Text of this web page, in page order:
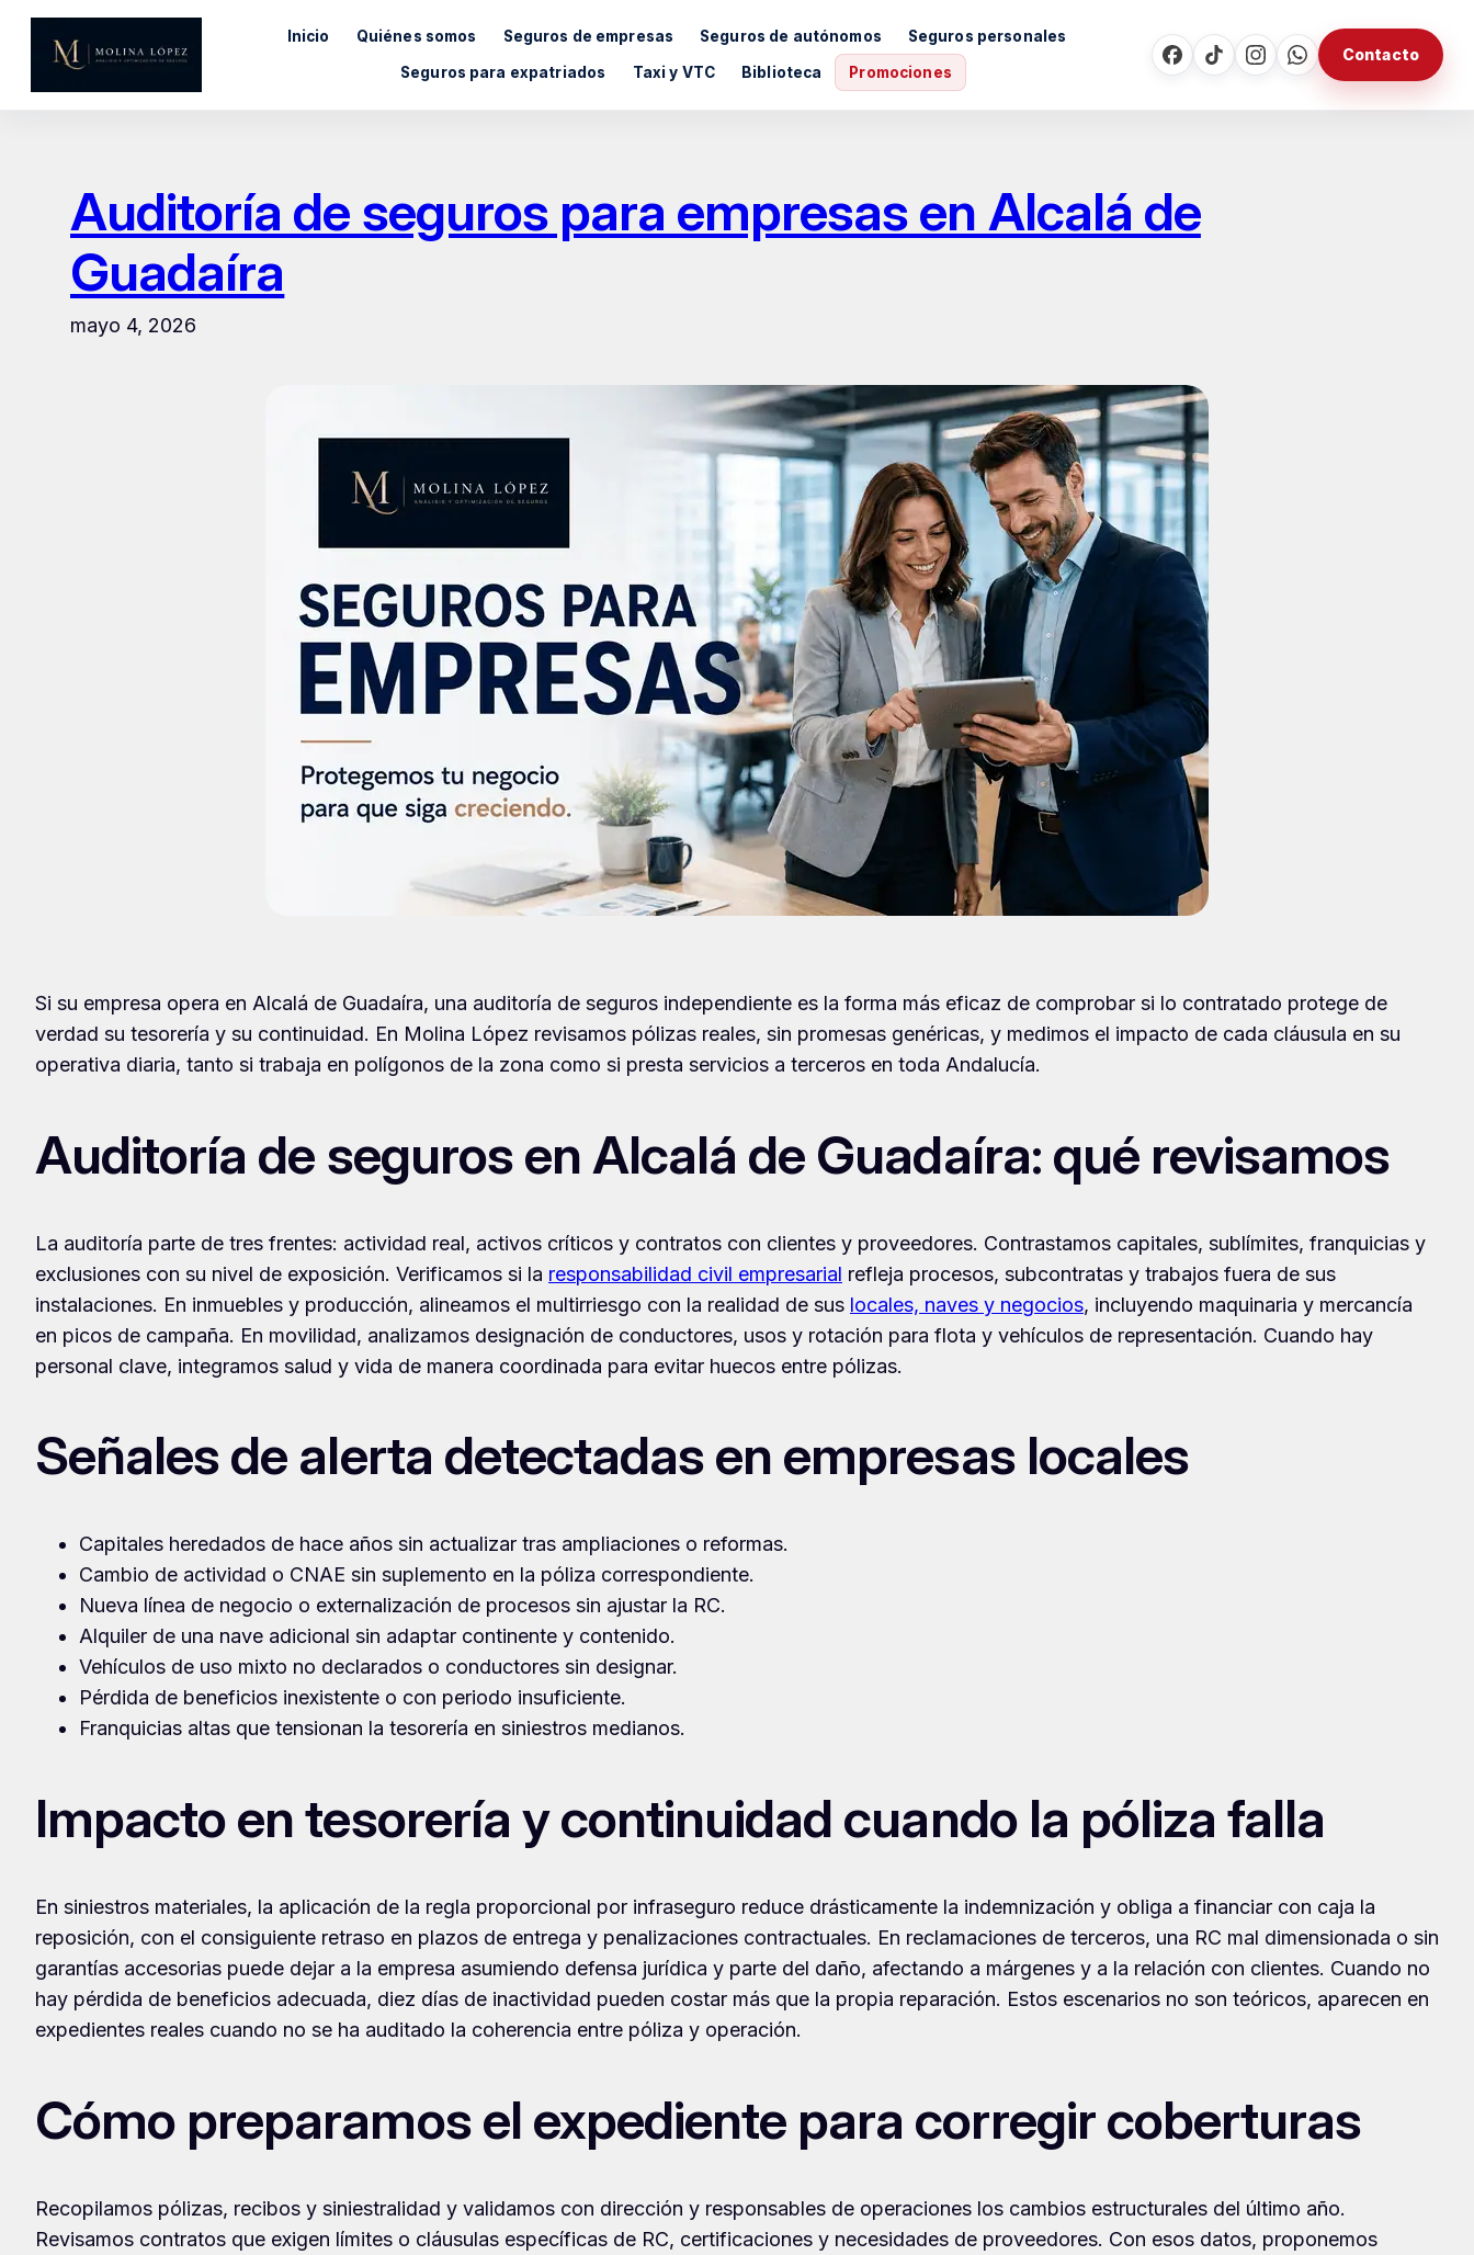
Saltar
contenido
Inicio Quiénes somos Seguros de empresas Seguros de autónomos Seguros personales
Seguros para expatriados Taxi y VTC Biblioteca Promociones
Contacto
Auditoría de seguros para empresas en Alcalá de
Guadaíra
mayo 4, 2026
Si su empresa opera en Alcalá de Guadaíra, una auditoría de seguros independiente es la forma más eficaz de comprobar si lo contratado protege de
verdad su tesorería y su continuidad. En Molina López revisamos pólizas reales, sin promesas genéricas, y medimos el impacto de cada cláusula en su
operativa diaria, tanto si trabaja en polígonos de la zona como si presta servicios a terceros en toda Andalucía.
Auditoría de seguros en Alcalá de Guadaíra: qué revisamos
La auditoría parte de tres frentes: actividad real, activos críticos y contratos con clientes y proveedores. Contrastamos capitales, sublímites, franquicias y
exclusiones con su nivel de exposición. Verificamos si la responsabilidad civil empresarial refleja procesos, subcontratas y trabajos fuera de sus
instalaciones. En inmuebles y producción, alineamos el multirriesgo con la realidad de sus locales, naves y negocios, incluyendo maquinaria y mercancía
en picos de campaña. En movilidad, analizamos designación de conductores, usos y rotación para flota y vehículos de representación. Cuando hay
personal clave, integramos salud y vida de manera coordinada para evitar huecos entre pólizas.
Señales de alerta detectadas en empresas locales
Capitales heredados de hace años sin actualizar tras ampliaciones o reformas.
Cambio de actividad o CNAE sin suplemento en la póliza correspondiente.
Nueva línea de negocio o externalización de procesos sin ajustar la RC.
Alquiler de una nave adicional sin adaptar continente y contenido.
Vehículos de uso mixto no declarados o conductores sin designar.
Pérdida de beneficios inexistente o con periodo insuficiente.
Franquicias altas que tensionan la tesorería en siniestros medianos.
Impacto en tesorería y continuidad cuando la póliza falla
En siniestros materiales, la aplicación de la regla proporcional por infraseguro reduce drásticamente la indemnización y obliga a financiar con caja la
reposición, con el consiguiente retraso en plazos de entrega y penalizaciones contractuales. En reclamaciones de terceros, una RC mal dimensionada o sin
garantías accesorias puede dejar a la empresa asumiendo defensa jurídica y parte del daño, afectando a márgenes y a la relación con clientes. Cuando no
hay pérdida de beneficios adecuada, diez días de inactividad pueden costar más que la propia reparación. Estos escenarios no son teóricos, aparecen en
expedientes reales cuando no se ha auditado la coherencia entre póliza y operación.
Cómo preparamos el expediente para corregir coberturas
Recopilamos pólizas, recibos y siniestralidad y validamos con dirección y responsables de operaciones los cambios estructurales del último año.
Revisamos contratos que exigen límites o cláusulas específicas de RC, certificaciones y necesidades de proveedores. Con esos datos, proponemos